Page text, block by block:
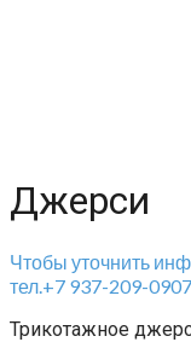
Джерси
Чтобы уточнить
тел.+7 937-209-0907
Трикотажное